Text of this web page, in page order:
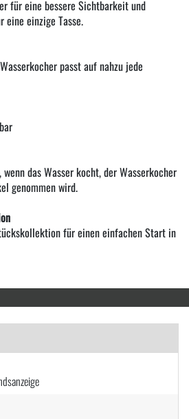
für eine bessere Sichtbarkeit und
eine einzige Tasse.
passt auf nahzu jede
das Wasser kocht, der Wasserkocher
genommen wird.
für einen einfachen Start in